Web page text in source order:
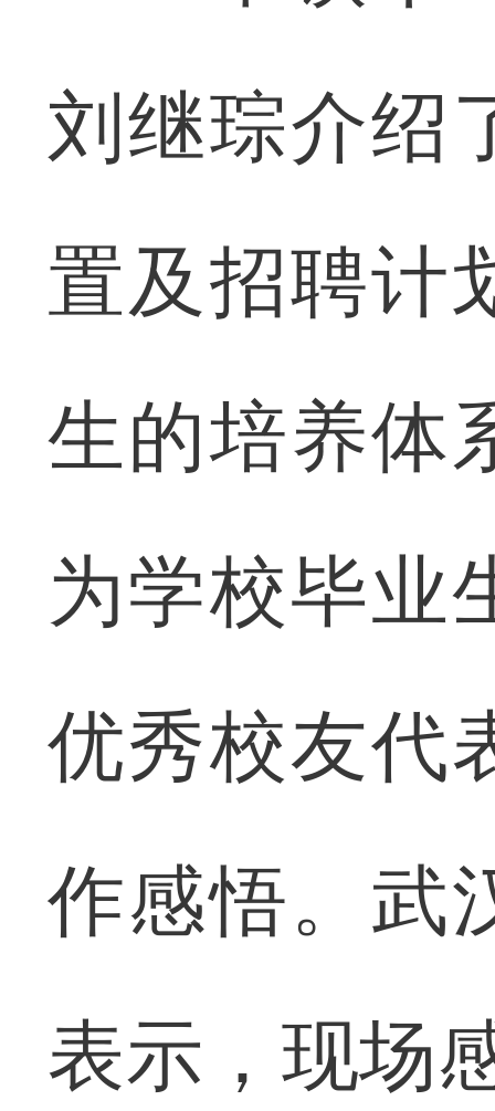
刘继琮介绍
置及招聘计
生的培养体
为学校毕业
优秀校友代
作感悟。武
表示，现场